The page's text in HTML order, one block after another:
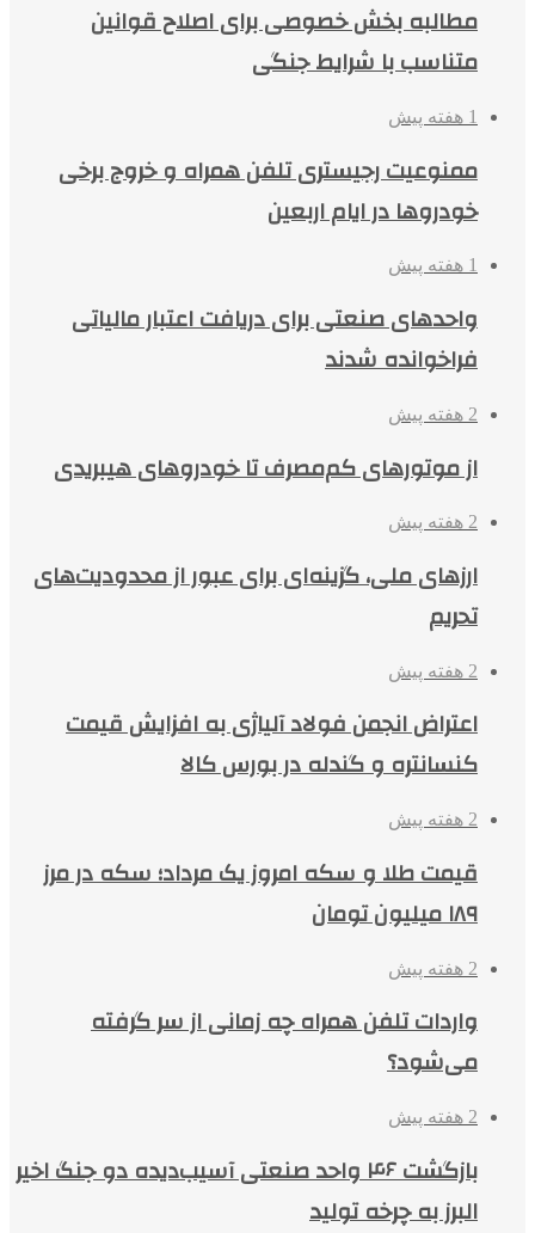
مطالبه بخش خصوصی برای اصلاح قوانین
متناسب با شرایط جنگی
1 هفته پیش
ممنوعیت رجیستری تلفن همراه و خروج برخی
خودروها در ایام اربعین
1 هفته پیش
واحدهای صنعتی برای دریافت اعتبار مالیاتی
فراخوانده شدند
2 هفته پیش
از موتورهای کم‌مصرف تا خودروهای هیبریدی
2 هفته پیش
ارزهای ملی، گزینه‌ای برای عبور از محدودیت‌های
تحریم
2 هفته پیش
اعتراض انجمن فولاد آلیاژی به افزایش قیمت
کنسانتره و گندله در بورس کالا
2 هفته پیش
قیمت طلا و سکه امروز یک مرداد؛ سکه در مرز
۱۸۹ میلیون تومان
2 هفته پیش
واردات تلفن همراه چه زمانی از سر گرفته
می‌شود؟
2 هفته پیش
بازگشت ۴۶ واحد صنعتی آسیب‌دیده دو جنگ اخیر
البرز به چرخه تولید